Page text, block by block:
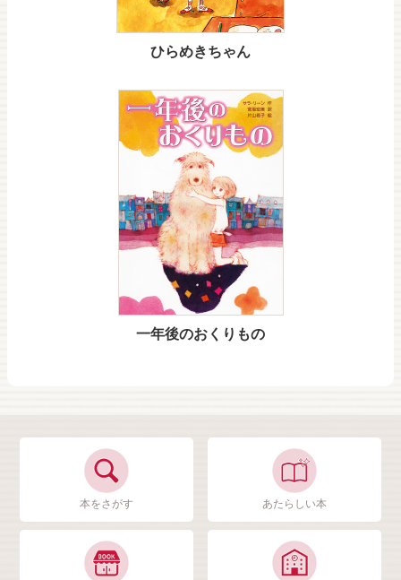
ひらめきちゃん
一年後のおくりもの
本をさがす あたらしい本